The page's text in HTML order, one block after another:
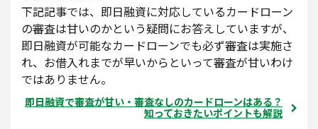
下記記事では、即日融資に対応しているカードローン
の審査は甘いのかという疑問にお答えしていますが、
即日融資が可能なカードローンでも必ず審査は実施さ
れ、お借入れまでが早いからといって審査が甘いわけ
ではありません。
即日融資で審査が甘い・審査なしのカードローンはある？
知っておきたいポイントも解説